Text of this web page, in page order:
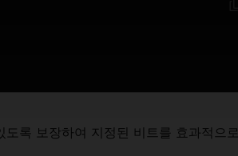
록 보장하여 지정된 비트를 효과적으